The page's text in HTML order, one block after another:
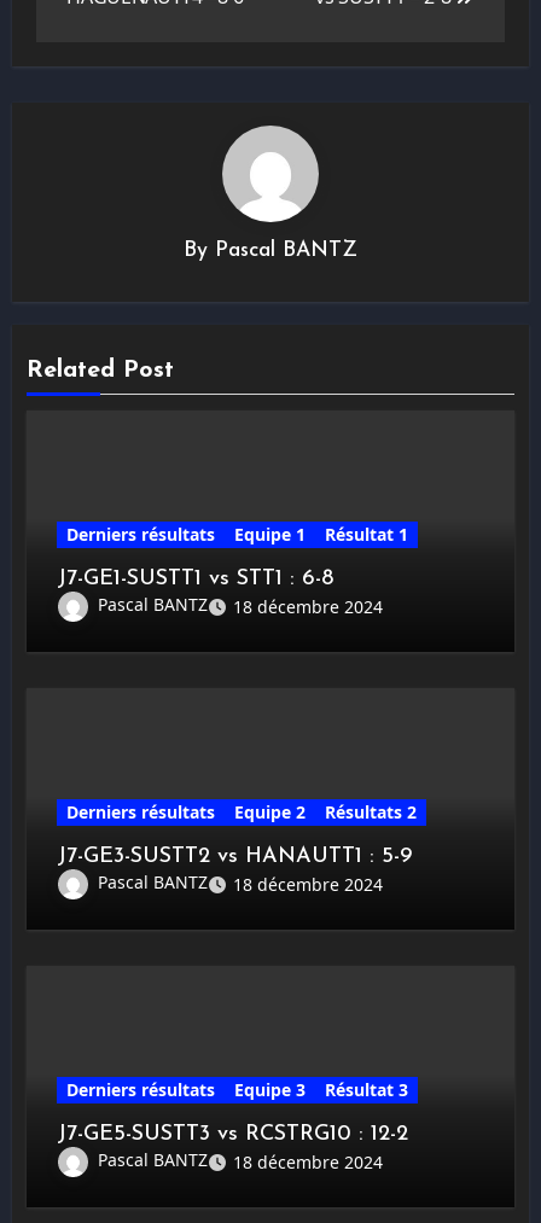
By Pascal BANTZ
Related Post
Derniers résultats Equipe 1
Résultat 1
J7-GE1-SUSTT1 vs STT1 : 6-8
Pascal BANTZ
18 décembre 2024
Derniers résultats Equipe 2
Résultats 2
J7-GE3-SUSTT2 vs HANAUTT1 : 5-9
Pascal BANTZ
18 décembre 2024
Derniers résultats Equipe 3
Résultat 3
J7-GE5-SUSTT3 vs RCSTRG10 : 12-2
Pascal BANTZ
18 décembre 2024